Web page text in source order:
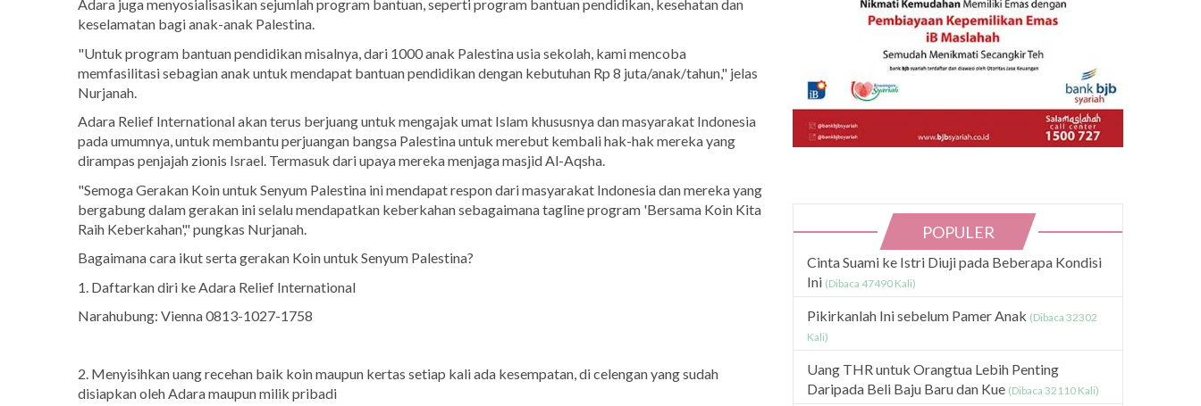
Adara juga menyosialisasikan sejumlah program bantuan, seperti program bantuan pendidikan, kesehatan dan
keselamatan bagi anak-anak Palestina.
"Untuk program bantuan pendidikan misalnya, dari 1000 anak Palestina usia sekolah, kami mencoba
memfasilitasi sebagian anak untuk mendapat bantuan pendidikan dengan kebutuhan Rp 8 juta/anak/tahun," jelas
Nurjanah.
Adara Relief International akan terus berjuang untuk mengajak umat Islam khususnya dan masyarakat Indonesia
pada umumnya, untuk membantu perjuangan bangsa Palestina untuk merebut kembali hak-hak mereka yang
dirampas penjajah zionis Israel. Termasuk dari upaya mereka menjaga masjid Al-Aqsha.
"Semoga Gerakan Koin untuk Senyum Palestina ini mendapat respon dari masyarakat Indonesia dan mereka yang
bergabung dalam gerakan ini selalu mendapatkan keberkahan sebagaimana tagline program 'Bersama Koin Kita
Raih Keberkahan'," pungkas Nurjanah.
Bagaimana cara ikut serta gerakan Koin untuk Senyum Palestina?
1. Daftarkan diri ke Adara Relief International
Narahubung: Vienna 0813-1027-1758
2. Menyisihkan uang recehan baik koin maupun kertas setiap kali ada kesempatan, di celengan yang sudah
disiapkan oleh Adara maupun milik pribadi
POPULER
Cinta Suami ke Istri Diuji pada Beberapa Kondisi
Ini (Dibaca 47490 Kali)
Pikirkanlah Ini sebelum Pamer Anak (Dibaca 32302
Kali)
Uang THR untuk Orangtua Lebih Penting
Daripada Beli Baju Baru dan Kue (Dibaca 32110 Kali)